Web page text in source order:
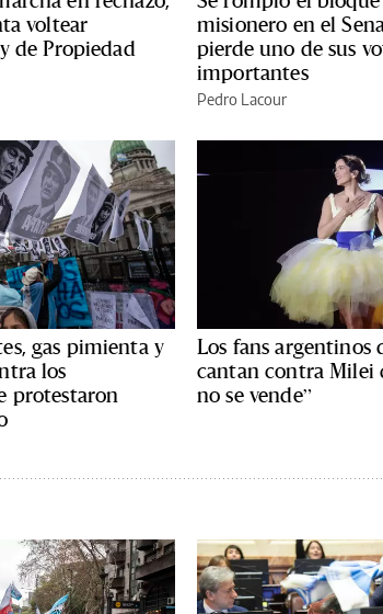
voltear
de Propiedad
misionero en el
pierde uno de sus
importantes
Pedro Lacour
gas pimienta y
los
protestaron
Los fans argentinos
cantan contra Milei
no se vende”